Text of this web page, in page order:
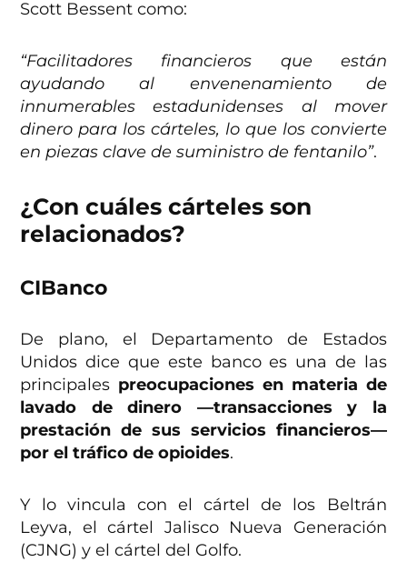
Scott Bessent como:
“Facilitadores financieros que están
ayudando al envenenamiento de
innumerables estadunidenses al mover
dinero para los cárteles, lo que los convierte
en piezas clave de suministro de fentanilo”.
¿Con cuáles cárteles son
relacionados?
CIBanco
De plano, el Departamento de Estados
Unidos dice que este banco es una de las
principales preocupaciones en materia de
lavado de dinero —transacciones y la
prestación de sus servicios financieros—
por el tráfico de opioides.
Y lo vincula con el cártel de los Beltrán
Leyva, el cártel Jalisco Nueva Generación
(CJNG) y el cártel del Golfo.